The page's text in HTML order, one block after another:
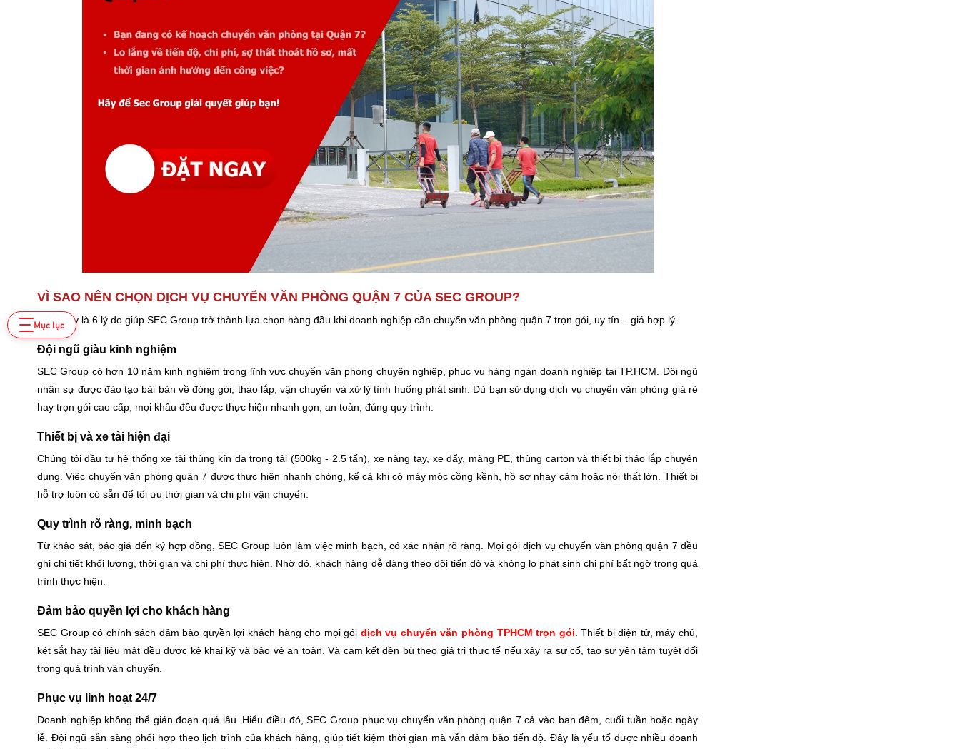
VÌ SAO NÊN CHỌN DỊCH VỤ CHUYỂN VĂN PHÒNG QUẬN 7 CỦA SEC GROUP?
Dưới đây là 6 lý do giúp SEC Group trở thành lựa chọn hàng đầu khi doanh nghiệp cần chuyển văn phòng quận 7 trọn gói, uy tín – giá hợp lý.
Đội ngũ giàu kinh nghiệm
SEC Group có hơn 10 năm kinh nghiệm trong lĩnh vực chuyển văn phòng chuyên nghiệp, phục vụ hàng ngàn doanh nghiệp tại TP.HCM. Đội ngũ
nhân sự được đào tạo bài bản về đóng gói, tháo lắp, vận chuyển và xử lý tình huống phát sinh. Dù bạn sử dụng dịch vụ chuyển văn phòng giá rẻ
hay trọn gói cao cấp, mọi khâu đều được thực hiện nhanh gọn, an toàn, đúng quy trình.
Thiết bị và xe tải hiện đại
Chúng tôi đầu tư hệ thống xe tải thùng kín đa trọng tải (500kg - 2.5 tấn), xe nâng tay, xe đẩy, màng PE, thùng carton và thiết bị tháo lắp chuyên
dụng. Việc chuyển văn phòng quận 7 được thực hiện nhanh chóng, kể cả khi có máy móc cồng kềnh, hồ sơ nhạy cảm hoặc nội thất lớn. Thiết bị
hỗ trợ luôn có sẵn để tối ưu thời gian và chi phí vận chuyển.
Quy trình rõ ràng, minh bạch
Từ khảo sát, báo giá đến ký hợp đồng, SEC Group luôn làm việc minh bạch, có xác nhận rõ ràng. Mọi gói dịch vụ chuyển văn phòng quận 7 đều
ghi chi tiết khối lượng, thời gian và chi phí thực hiện. Nhờ đó, khách hàng dễ dàng theo dõi tiến độ và không lo phát sinh chi phí bất ngờ trong quá
trình thực hiện.
Đảm bảo quyền lợi cho khách hàng
SEC Group có chính sách đảm bảo quyền lợi khách hàng cho mọi gói dịch vụ chuyển văn phòng TPHCM trọn gói. Thiết bị điện tử, máy chủ,
két sắt hay tài liệu mật đều được kê khai kỹ và bảo vệ an toàn. Và cam kết đền bù theo giá trị thực tế nếu xảy ra sự cố, tạo sự yên tâm tuyệt đối
trong quá trình vận chuyển.
Phục vụ linh hoạt 24/7
Doanh nghiệp không thể gián đoạn quá lâu. Hiểu điều đó, SEC Group phục vụ chuyển văn phòng quận 7 cả vào ban đêm, cuối tuần hoặc ngày
lễ. Đội ngũ sẵn sàng phối hợp theo lịch trình của khách hàng, giúp tiết kiệm thời gian mà vẫn đảm bảo tiến độ. Đây là yếu tố được nhiều doanh
Mục lục